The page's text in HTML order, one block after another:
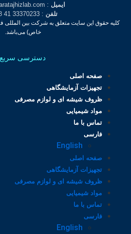
ایمیل: info@faratajhizlab.com
تلفن: 33370233 41 0098
کلیه حقوق این سایت متعلق به شرکت بین المللی
خاص) می‌باشد.
دسترسی سریع
صفحه اصلی
تجهیزات آزمایشگاهی
ظروف شیشه ای و لوازم مصرفی
مواد شیمیایی
تماس با ما
فارسی
English
صفحه اصلی
تجهیزات آزمایشگاهی
ظروف شیشه ای و لوازم مصرفی
مواد شیمیایی
تماس با ما
فارسی
English